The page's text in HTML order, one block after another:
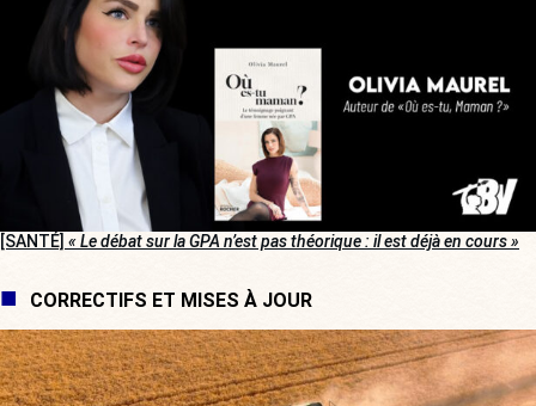
[SANTÉ] « Le débat sur la GPA n’est pas théorique : il est déjà en cours »
CORRECTIFS ET MISES À JOUR